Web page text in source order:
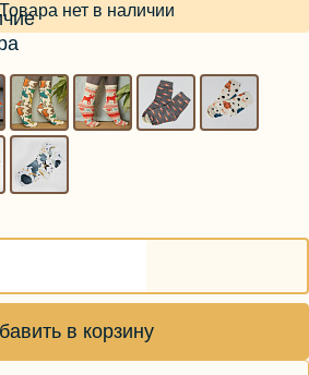
нет в наличии
в корзину